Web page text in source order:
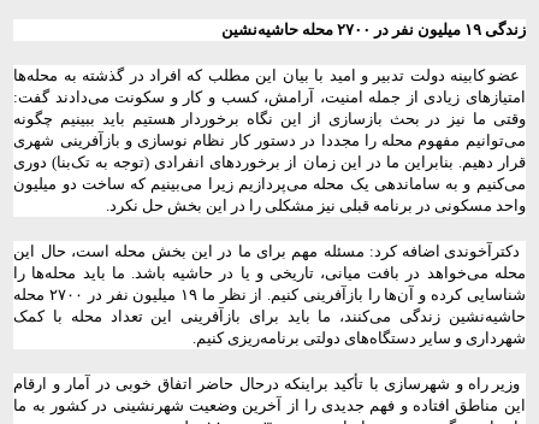
زندگی ۱۹ میلیون نفر در ۲۷۰۰ محله حاشیه‌نشین
عضو کابینه دولت تدبیر و امید با بیان این مطلب که افراد در گذشته به محله‌ها
امتیاز‌های زیادی از جمله امنیت، آرامش، کسب و کار و سکونت می‌دادند گفت:
وقتی ما نیز در بحث بازسازی از این نگاه برخوردار هستیم باید ببینیم چگونه
می‌توانیم مفهوم محله را مجددا در دستور کار نظام نوسازی و بازآفرینی شهری
قرار دهیم. بنابراین ما در این زمان از برخوردهای انفرادی (توجه به تک‌بنا) دوری
می‌کنیم و به ساماندهی یک محله می‌پردازیم زیرا می‌بینیم که ساخت دو میلیون
واحد مسکونی در برنامه قبلی نیز مشکلی را در این بخش حل نکرد.
دکترآخوندی اضافه کرد: مسئله مهم برای ما در این بخش محله است، حال این
محله می‌خواهد در بافت میانی، تاریخی و یا در حاشیه باشد. ما باید محله‌ها را
شناسایی کرده و آن‌ها را بازآفرینی کنیم. از نظر ما ۱۹ میلیون نفر در ۲۷۰۰ محله
حاشیه‌نشین زندگی می‌کنند، ما باید برای بازآفرینی این تعداد محله با کمک
شهرداری و سایر دستگاه‌های دولتی برنامه‌ریزی کنیم.
وزیر راه و شهرسازی با تأکید براینکه درحال حاضر اتفاق خوبی در آمار و ارقام
این مناطق افتاده و فهم جدیدی را از آخرین وضعیت شهرنشینی در کشور به ما